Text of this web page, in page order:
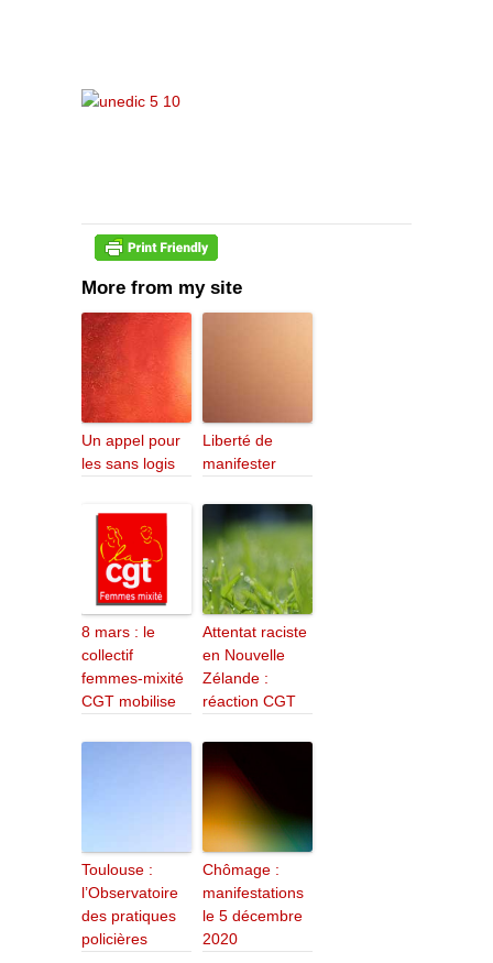
More from my site
Un appel pour
les sans logis
Liberté de
manifester
8 mars : le
collectif
femmes-mixité
CGT mobilise
Attentat raciste
en Nouvelle
Zélande :
réaction CGT
Toulouse :
l’Observatoire
des pratiques
policières
Chômage :
manifestations
le 5 décembre
2020